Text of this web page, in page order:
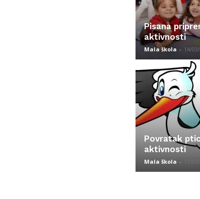
Pisana
aktivnosti
Mala škola - 14/
Povratak
aktivnosti
Mala škola -